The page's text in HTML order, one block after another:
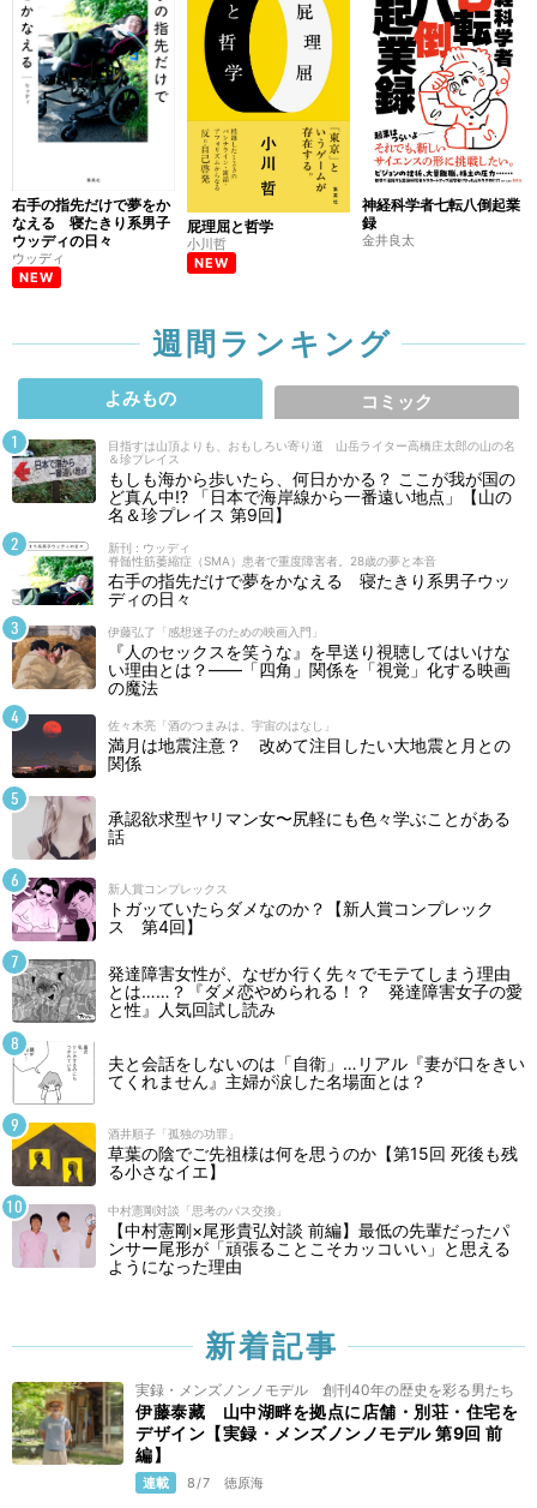
右手の指先だけで夢をか
なえる 寝たきり系男子
ウッディの日々
ウッディ
NEW
屁理屈と哲学
小川哲
NEW
神経科学者七転八倒起業
録
金井良太
週間ランキング
よみもの コミック
目指すは山頂よりも、おもしろい寄り道 山岳ライター高橋庄太郎の山の名
＆珍プレイス
もしも海から歩いたら、何日かかる？ ここが我が国の
ど真ん中!? 「日本で海岸線から一番遠い地点」【山の
名＆珍プレイス 第9回】
新刊 : ウッディ
脊髄性筋萎縮症（SMA）患者で重度障害者。28歳の夢と本音
右手の指先だけで夢をかなえる 寝たきり系男子ウッ
ディの日々
伊藤弘了「感想迷子のための映画入門」
『人のセックスを笑うな』を早送り視聴してはいけな
い理由とは？――「四角」関係を「視覚」化する映画
の魔法
佐々木亮「酒のつまみは、宇宙のはなし」
満月は地震注意？ 改めて注目したい大地震と月との
関係
承認欲求型ヤリマン女〜尻軽にも色々学ぶことがある
話
新人賞コンプレックス
トガッていたらダメなのか？【新人賞コンプレック
ス 第4回】
発達障害女性が、なぜか行く先々でモテてしまう理由
とは……？『ダメ恋やめられる！？ 発達障害女子の愛
と性』人気回試し読み
夫と会話をしないのは「自衛」…リアル『妻が口をきい
てくれません』主婦が涙した名場面とは？
酒井順子「孤独の功罪」
草葉の陰でご先祖様は何を思うのか【第15回 死後も残
る小さなイエ】
中村憲剛対談「思考のパス交換」
【中村憲剛×尾形貴弘対談 前編】最低の先輩だったパ
ンサー尾形が「頑張ることこそカッコいい」と思える
ようになった理由
新着記事
実録・メンズノンノモデル 創刊40年の歴史を彩る男たち
伊藤泰藏 山中湖畔を拠点に店舗・別荘・住宅を
デザイン【実録・メンズノンノモデル 第9回 前
編】
連載 8/7 徳原海